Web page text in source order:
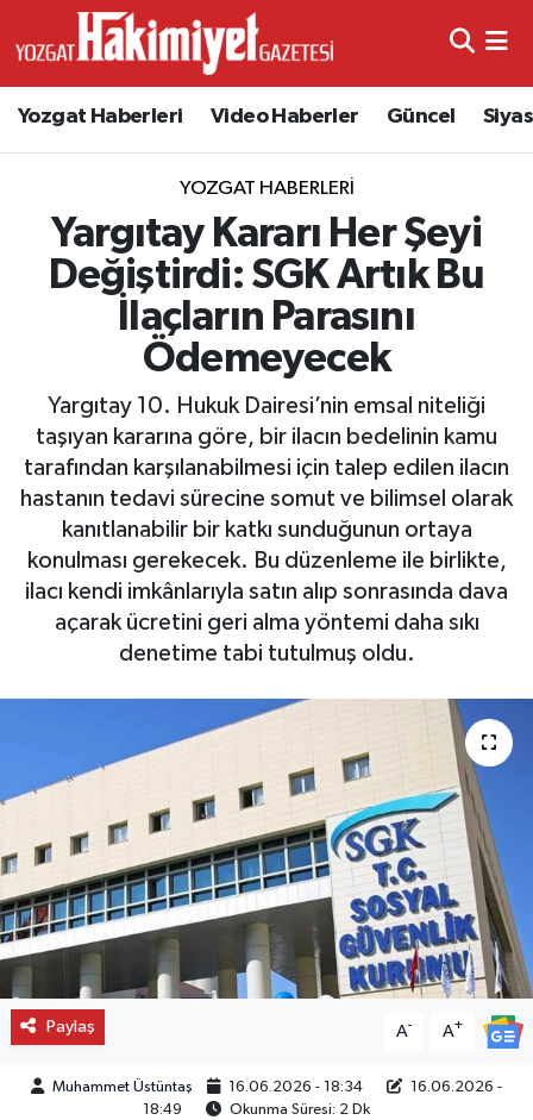
Yozgat Haberleri Video Haberler Güncel
YOZGAT HABERLERI
Yargıtay Kararı Her Şeyi
Değiştirdi: SGK Artık Bu
İlaçların Parasını
Ödemeyecek
Yargıtay 10. Hukuk Dairesi’nin emsal niteliği
taşıyan kararına göre, bir ilacın bedelinin kamu
tarafından karşılanabilmesi için talep edilen ilacın
hastanın tedavi sürecine somut ve bilimsel olarak
kanıtlanabilir bir katkı sunduğunun ortaya
konulması gerekecek. Bu düzenleme ile birlikte,
ilacı kendi imkânlarıyla satın alıp sonrasında dava
açarak ücretini geri alma yöntemi daha sıkı
denetime tabi tutulmuş oldu.
Paylaş A- A+
Muhammet Üstüntaş 16.06.2026 - 18:34
16.06.2026 -
18:49
Okunma Süresi: 2 Dk